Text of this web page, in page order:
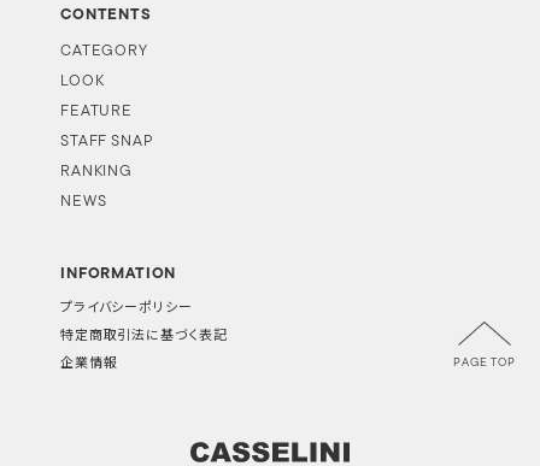
CONTENTS
CATEGORY
LOOK
FEATURE
STAFF SNAP
RANKING
NEWS
INFORMATION
プライバシーポリシー
特定商取引法に基づく表記
企業情報 PAGE TOP